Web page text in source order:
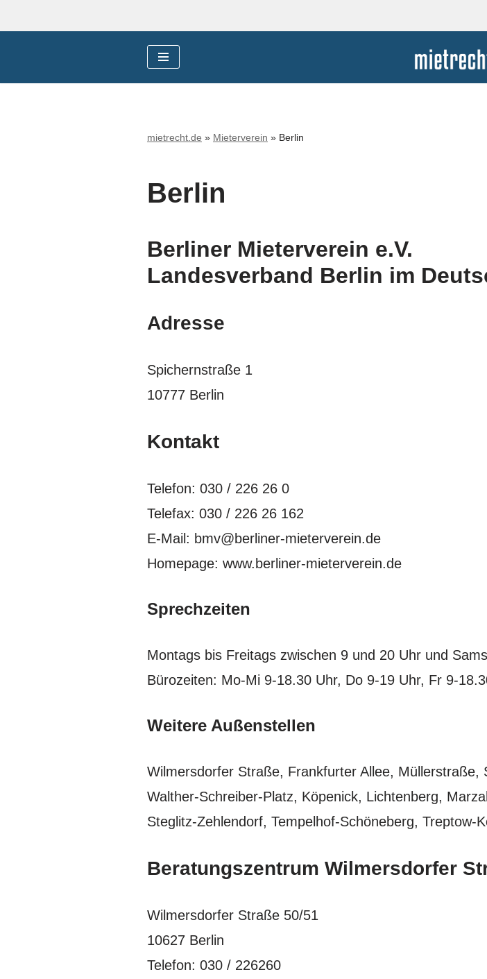
mietrecht.de » Mieterverein » Berlin
Berlin
Berliner Mieterverein e.V.
Landesverband Berlin im
Adresse
Spichernstraße 1
10777 Berlin
Kontakt
Telefon: 030 / 226 26 0
Telefax: 030 / 226 26 162
E-Mail: bmv@berliner-mieterverein.de
Homepage: www.berliner-mieterverein.de
Sprechzeiten
Montags bis Freitags zwischen 9 und 20 Uhr und
Bürozeiten: Mo-Mi 9-18.30 Uhr, Do 9-19 Uhr, Fr 9-
Weitere Außenstellen
Wilmersdorfer Straße, Frankfurter Allee, Müllerstraße,
Walther-Schreiber-Platz, Köpenick, Lichtenberg,
Steglitz-Zehlendorf, Tempelhof-Schöneberg, Treptow-
Beratungszentrum Wilmersdorfer
Wilmersdorfer Straße 50/51
10627 Berlin
Telefon: 030 / 226260